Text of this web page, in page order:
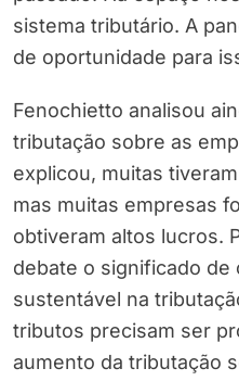
sistema tributário. A
de oportunidade para
Fenochietto analisou
tributação sobre as
explicou, muitas
mas muitas empresas
obtiveram altos lucros.
debate o significado
sustentável na
tributos precisam ser
aumento da tributação